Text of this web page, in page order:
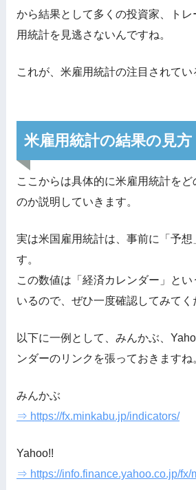
から結果として多くの投資家、ト
用統計を見逃さないんですね。
これが、米雇用統計の注目されてい
米雇用統計の結果の見方
ここからは具体的に米雇用統計を
のか説明していきます。
実は米国雇用統計は、事前に「予想
す。
この数値は「経済カレンダー」と
いるので、ぜひ一度確認してみてく
以下に一例として、みんかぶ、
ンダーのリンクを張っておきますね
みんかぶ
⇒ https://fx.minkabu.jp/indicators/
Yahoo!!
⇒ https://info.finance.yahoo.co.jp/fx/